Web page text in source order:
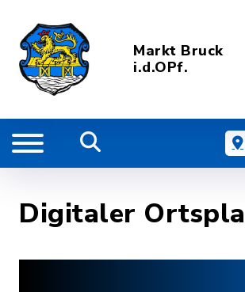
Markt Bruck
i.d.OPf.
Digitaler